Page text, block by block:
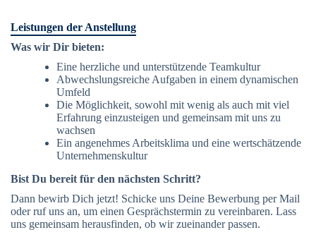
Leistungen der Anstellung
Was wir Dir bieten:
Eine herzliche und unterstützende Teamkultur
Abwechslungsreiche Aufgaben in einem dynamischen
Umfeld
Die Möglichkeit, sowohl mit wenig als auch mit viel
Erfahrung einzusteigen und gemeinsam mit uns zu
wachsen
Ein angenehmes Arbeitsklima und eine wertschätzende
Unternehmenskultur
Bist Du bereit für den nächsten Schritt?
Dann bewirb Dich jetzt! Schicke uns Deine Bewerbung per Mail
oder ruf uns an, um einen Gesprächstermin zu vereinbaren. Lass
uns gemeinsam herausfinden, ob wir zueinander passen.